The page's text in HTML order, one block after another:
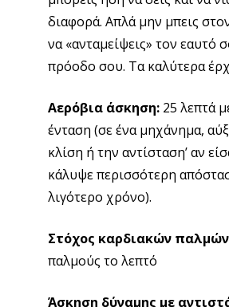
Άσκηση δύναμης με αντιστάσεις:
πρόγραμμα του προηγούμενου
περισσότερο. Για να φτάσεις
με τις επαναλήψεις,
βάρος (π.χ. πήγαινε από τα 3κιλα
βαράκια). Μπορείς επίσης να
της προπόνησης καθυστερώντας την
εκτέλεσης των ασκήσεων.
Σετ κι επαναλήψεις: δυο σετ των